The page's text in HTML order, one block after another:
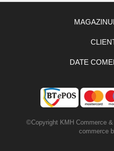
DATE
©Copyright KMH Commerce
commerce